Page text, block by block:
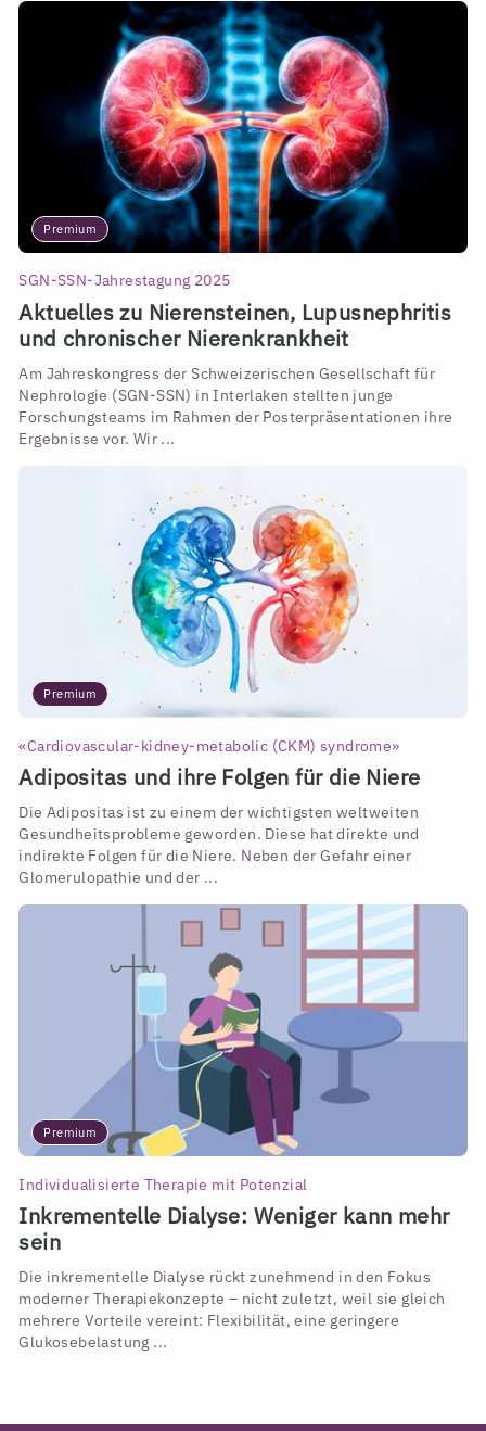
Premium
SGN-SSN-Jahrestagung 2025
Aktuelles zu Nierensteinen, Lupusnephritis
und chronischer Nierenkrankheit
Am Jahreskongress der Schweizerischen Gesellschaft für
Nephrologie (SGN-SSN) in Interlaken stellten junge
Forschungsteams im Rahmen der Posterpräsentationen ihre
Ergebnisse vor. Wir ...
Premium
«Cardiovascular-kidney-metabolic (CKM) syndrome»
Adipositas und ihre Folgen für die Niere
Die Adipositas ist zu einem der wichtigsten weltweiten
Gesundheitsprobleme geworden. Diese hat direkte und
indirekte Folgen für die Niere. Neben der Gefahr einer
Glomerulopathie und der ...
Premium
Individualisierte Therapie mit Potenzial
Inkrementelle Dialyse: Weniger kann mehr
sein
Die inkrementelle Dialyse rückt zunehmend in den Fokus
moderner Therapiekonzepte – nicht zuletzt, weil sie gleich
mehrere Vorteile vereint: Flexibilität, eine geringere
Glukosebelastung ...